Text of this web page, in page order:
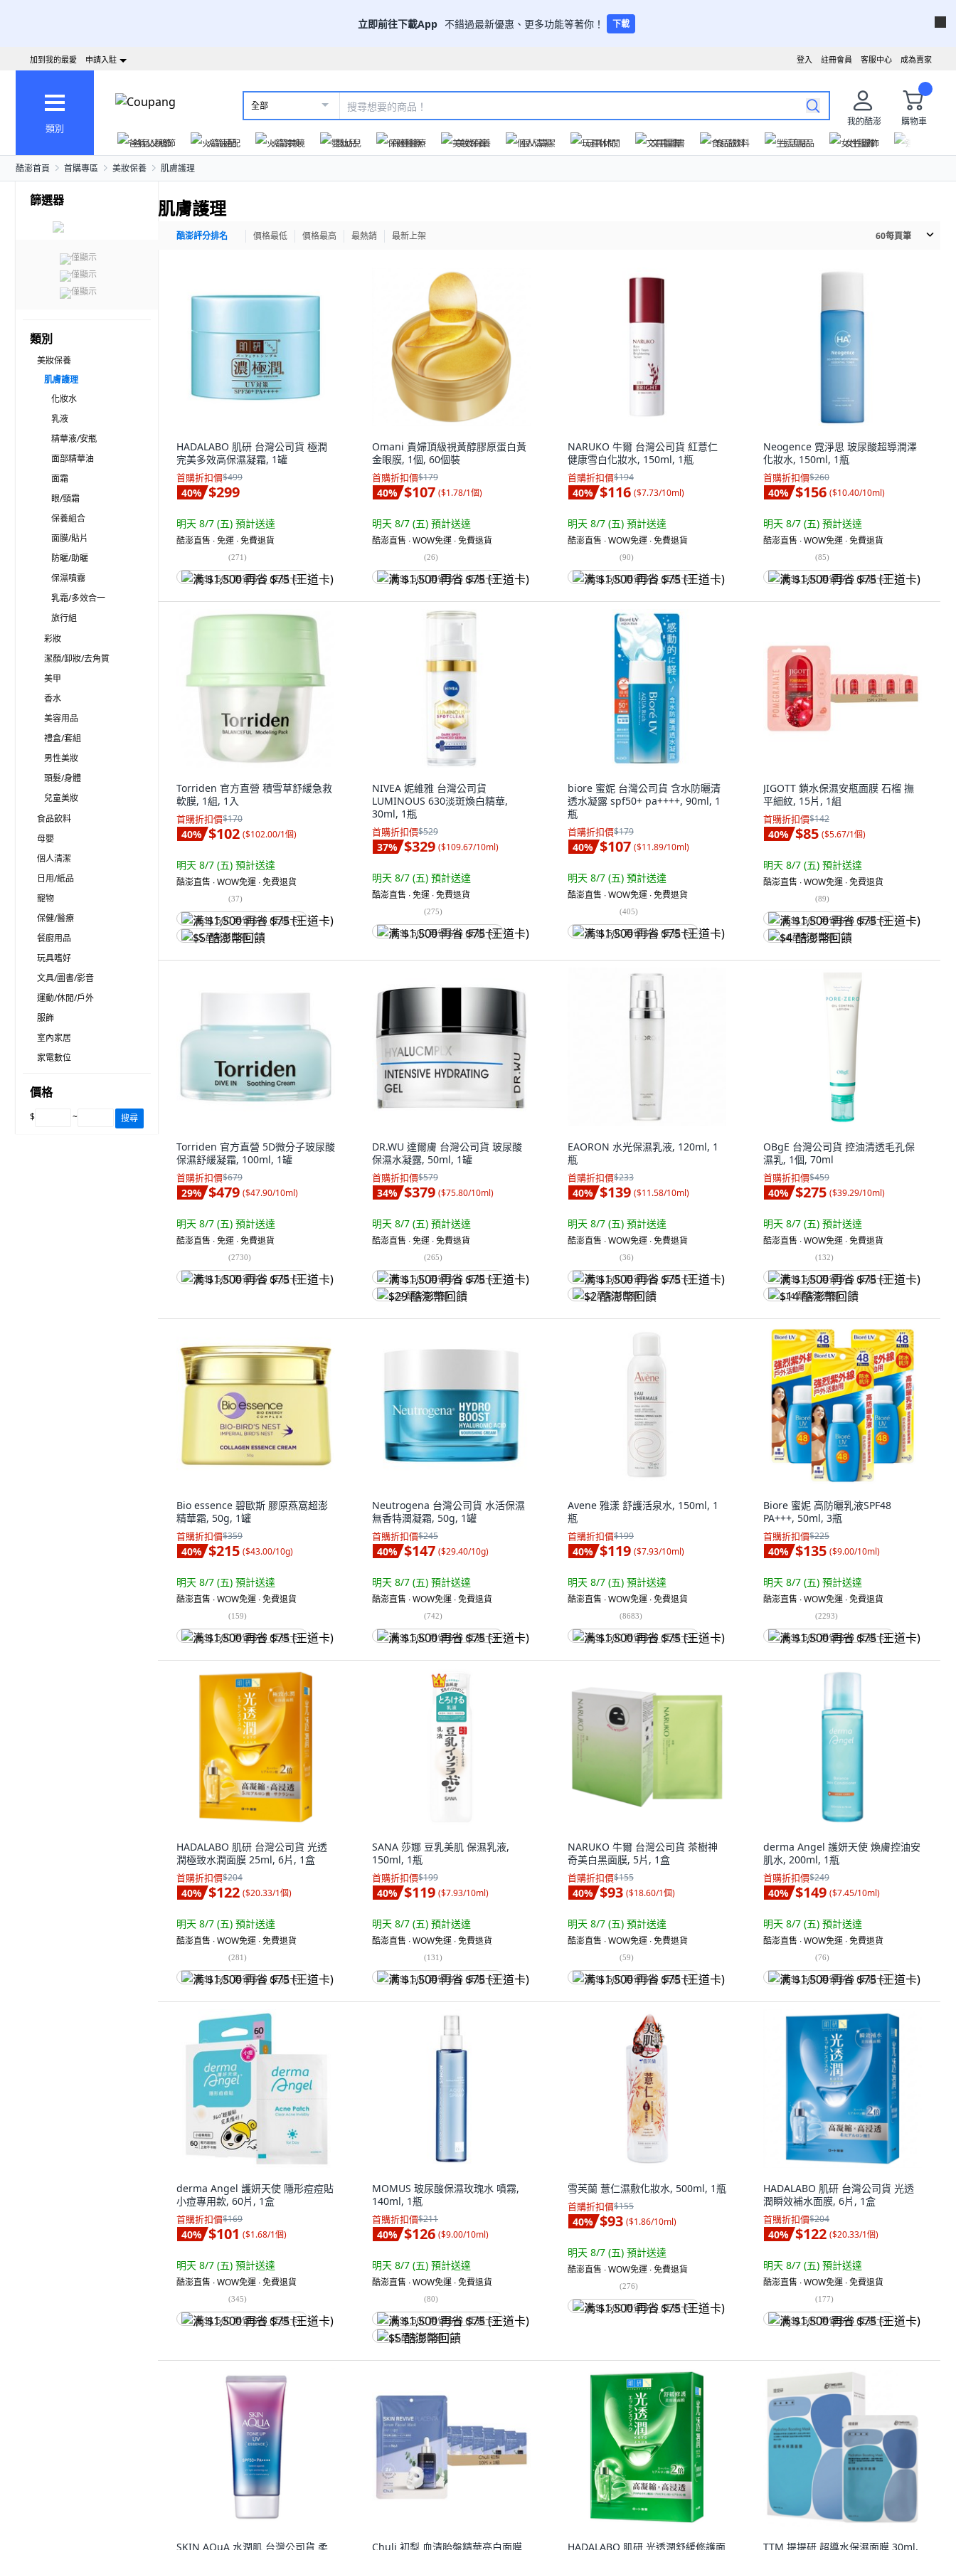
立即前往下載App 不錯過最新優惠、更多功能等著你！ 下載
成為賣家
客服中心
註冊會員
登入
加到我的最愛 申請入駐
類別
全部
我的酷澎
購物車
爸氣父親節
火箭速配 火箭跨境 嬰幼兒 保健醫療 美妝保養 個人清潔 玩具休閒 文具圖書 食品飲料 生活用品 女性服飾
酷澎首頁 首購專區 美妝保養 肌膚護理
篩選器
僅顯示
僅顯示
僅顯示
類別
美妝保養
肌膚護理
化妝水
乳液
精華液/安瓶
面部精華油
面霜
眼/頸霜
保養組合
面膜/貼片
防曬/助曬
保濕噴霧
乳霜/多效合一
旅行組
彩妝
潔顏/卸妝/去角質
美甲
香水
美容用品
禮盒/套組
男性美妝
頭髮/身體
兒童美妝
食品飲料
母嬰
個人清潔
日用/紙品
寵物
保健/醫療
餐廚用品
玩具嗜好
文具/圖書/影音
運動/休閒/戶外
服飾
室內家居
家電數位
價格
$ ~ 搜尋
肌膚護理
酷澎評分排名 價格最低 價格最高 最熱銷 最新上架 60每頁筆
HADALABO 肌研 台灣公司貨 極潤
完美多效高保濕凝霜, 1罐
首購折扣價$499
40% $299
明天 8/7 (五) 預計送達
酷澎直售 ∙ 免運 ∙ 免費退貨
(271)
满 $1,500 再省 $75 (王道卡)
Omani 貴婦頂級視黃醇膠原蛋白黃
金眼膜, 1個, 60個裝
首購折扣價$179
40% $107 ($1.78/1個)
明天 8/7 (五) 預計送達
酷澎直售 ∙ WOW免運 ∙ 免費退貨
(26)
满 $1,500 再省 $75 (王道卡)
NARUKO 牛爾 台灣公司貨 紅薏仁
健康雪白化妝水, 150ml, 1瓶
首購折扣價$194
40% $116 ($7.73/10ml)
明天 8/7 (五) 預計送達
酷澎直售 ∙ WOW免運 ∙ 免費退貨
(90)
满 $1,500 再省 $75 (王道卡)
Neogence 霓淨思 玻尿酸超導潤澤
化妝水, 150ml, 1瓶
首購折扣價$260
40% $156 ($10.40/10ml)
明天 8/7 (五) 預計送達
酷澎直售 ∙ WOW免運 ∙ 免費退貨
(85)
满 $1,500 再省 $75 (王道卡)
Torriden 官方直營 積雪草舒緩急救
軟膜, 1組, 1入
首購折扣價$170
40% $102 ($102.00/1個)
明天 8/7 (五) 預計送達
酷澎直售 ∙ WOW免運 ∙ 免費退貨
(37)
满 $1,500 再省 $75 (王道卡)
$5 酷澎幣回饋
NIVEA 妮維雅 台灣公司貨
LUMINOUS 630淡斑煥白精華,
30ml, 1瓶
首購折扣價$529
37% $329 ($109.67/10ml)
明天 8/7 (五) 預計送達
酷澎直售 ∙ 免運 ∙ 免費退貨
(275)
满 $1,500 再省 $75 (王道卡)
biore 蜜妮 台灣公司貨 含水防曬清
透水凝露 spf50+ pa++++, 90ml, 1
瓶
首購折扣價$179
40% $107 ($11.89/10ml)
明天 8/7 (五) 預計送達
酷澎直售 ∙ WOW免運 ∙ 免費退貨
(405)
满 $1,500 再省 $75 (王道卡)
JIGOTT 鎖水保濕安瓶面膜 石榴 撫
平細紋, 15片, 1組
首購折扣價$142
40% $85 ($5.67/1個)
明天 8/7 (五) 預計送達
酷澎直售 ∙ WOW免運 ∙ 免費退貨
(89)
满 $1,500 再省 $75 (王道卡)
$4 酷澎幣回饋
Torriden 官方直營 5D微分子玻尿酸
保濕舒緩凝霜, 100ml, 1罐
首購折扣價$679
29% $479 ($47.90/10ml)
明天 8/7 (五) 預計送達
酷澎直售 ∙ 免運 ∙ 免費退貨
(2730)
满 $1,500 再省 $75 (王道卡)
DR.WU 達爾膚 台灣公司貨 玻尿酸
保濕水凝露, 50ml, 1罐
首購折扣價$579
34% $379 ($75.80/10ml)
明天 8/7 (五) 預計送達
酷澎直售 ∙ 免運 ∙ 免費退貨
(265)
满 $1,500 再省 $75 (王道卡)
$29 酷澎幣回饋
EAORON 水光保濕乳液, 120ml, 1
瓶
首購折扣價$233
40% $139 ($11.58/10ml)
明天 8/7 (五) 預計送達
酷澎直售 ∙ WOW免運 ∙ 免費退貨
(36)
满 $1,500 再省 $75 (王道卡)
$2 酷澎幣回饋
OBgE 台灣公司貨 控油清透毛孔保
濕乳, 1個, 70ml
首購折扣價$459
40% $275 ($39.29/10ml)
明天 8/7 (五) 預計送達
酷澎直售 ∙ WOW免運 ∙ 免費退貨
(132)
满 $1,500 再省 $75 (王道卡)
$14 酷澎幣回饋
Bio essence 碧歐斯 膠原燕窩超澎
精華霜, 50g, 1罐
首購折扣價$359
40% $215 ($43.00/10g)
明天 8/7 (五) 預計送達
酷澎直售 ∙ WOW免運 ∙ 免費退貨
(159)
满 $1,500 再省 $75 (王道卡)
Neutrogena 台灣公司貨 水活保濕
無香特潤凝霜, 50g, 1罐
首購折扣價$245
40% $147 ($29.40/10g)
明天 8/7 (五) 預計送達
酷澎直售 ∙ WOW免運 ∙ 免費退貨
(742)
满 $1,500 再省 $75 (王道卡)
Avene 雅漾 舒護活泉水, 150ml, 1
瓶
首購折扣價$199
40% $119 ($7.93/10ml)
明天 8/7 (五) 預計送達
酷澎直售 ∙ WOW免運 ∙ 免費退貨
(8683)
满 $1,500 再省 $75 (王道卡)
Biore 蜜妮 高防曬乳液SPF48
PA+++, 50ml, 3瓶
首購折扣價$225
40% $135 ($9.00/10ml)
明天 8/7 (五) 預計送達
酷澎直售 ∙ WOW免運 ∙ 免費退貨
(2293)
满 $1,500 再省 $75 (王道卡)
HADALABO 肌研 台灣公司貨 光透
潤極致水潤面膜 25ml, 6片, 1盒
首購折扣價$204
40% $122 ($20.33/1個)
明天 8/7 (五) 預計送達
酷澎直售 ∙ WOW免運 ∙ 免費退貨
(281)
满 $1,500 再省 $75 (王道卡)
SANA 莎娜 豆乳美肌 保濕乳液,
150ml, 1瓶
首購折扣價$199
40% $119 ($7.93/10ml)
明天 8/7 (五) 預計送達
酷澎直售 ∙ WOW免運 ∙ 免費退貨
(131)
满 $1,500 再省 $75 (王道卡)
NARUKO 牛爾 台灣公司貨 茶樹神
奇美白黑面膜, 5片, 1盒
首購折扣價$155
40% $93 ($18.60/1個)
明天 8/7 (五) 預計送達
酷澎直售 ∙ WOW免運 ∙ 免費退貨
(59)
满 $1,500 再省 $75 (王道卡)
derma Angel 護妍天使 煥膚控油安
肌水, 200ml, 1瓶
首購折扣價$249
40% $149 ($7.45/10ml)
明天 8/7 (五) 預計送達
酷澎直售 ∙ WOW免運 ∙ 免費退貨
(76)
满 $1,500 再省 $75 (王道卡)
derma Angel 護妍天使 隱形痘痘貼
小痘專用款, 60片, 1盒
首購折扣價$169
40% $101 ($1.68/1個)
明天 8/7 (五) 預計送達
酷澎直售 ∙ WOW免運 ∙ 免費退貨
(345)
满 $1,500 再省 $75 (王道卡)
MOMUS 玻尿酸保濕玫瑰水 噴霧,
140ml, 1瓶
首購折扣價$211
40% $126 ($9.00/10ml)
明天 8/7 (五) 預計送達
酷澎直售 ∙ WOW免運 ∙ 免費退貨
(80)
满 $1,500 再省 $75 (王道卡)
$5 酷澎幣回饋
雪芙蘭 薏仁濕敷化妝水, 500ml, 1瓶
首購折扣價$155
40% $93 ($1.86/10ml)
明天 8/7 (五) 預計送達
酷澎直售 ∙ WOW免運 ∙ 免費退貨
(276)
满 $1,500 再省 $75 (王道卡)
HADALABO 肌研 台灣公司貨 光透
潤瞬效補水面膜, 6片, 1盒
首購折扣價$204
40% $122 ($20.33/1個)
明天 8/7 (五) 預計送達
酷澎直售 ∙ WOW免運 ∙ 免費退貨
(177)
满 $1,500 再省 $75 (王道卡)
SKIN AQuA 水潤肌 台灣公司貨 柔 Chuli 初梨 血清胎盤精華亮白面膜 HADALABO 肌研 光透潤舒緩修護面 TTM 提提研 超導水保濕面膜 30ml,